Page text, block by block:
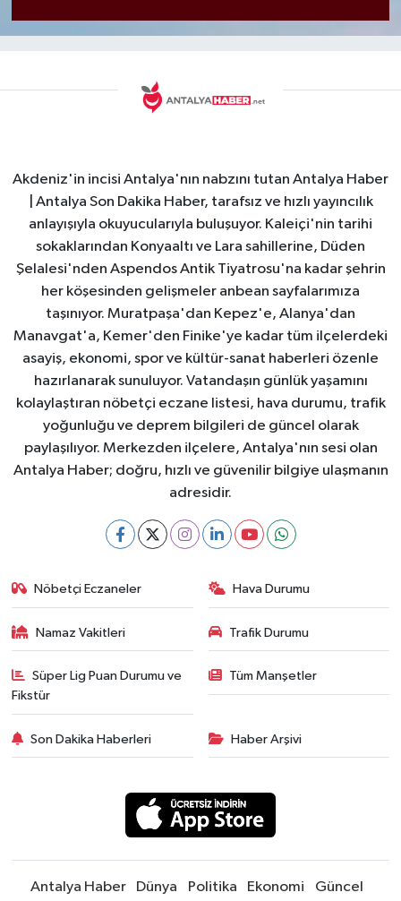
Akdeniz'in incisi Antalya'nın nabzını tutan Antalya Haber
| Antalya Son Dakika Haber, tarafsız ve hızlı yayıncılık
anlayışıyla okuyucularıyla buluşuyor. Kaleiçi'nin tarihi
sokaklarından Konyaaltı ve Lara sahillerine, Düden
Şelalesi'nden Aspendos Antik Tiyatrosu'na kadar şehrin
her köşesinden gelişmeler anbean sayfalarımıza
taşınıyor. Muratpaşa'dan Kepez'e, Alanya'dan
Manavgat'a, Kemer'den Finike'ye kadar tüm ilçelerdeki
asayiş, ekonomi, spor ve kültür-sanat haberleri özenle
hazırlanarak sunuluyor. Vatandaşın günlük yaşamını
kolaylaştıran nöbetçi eczane listesi, hava durumu, trafik
yoğunluğu ve deprem bilgileri de güncel olarak
paylaşılıyor. Merkezden ilçelere, Antalya'nın sesi olan
Antalya Haber; doğru, hızlı ve güvenilir bilgiye ulaşmanın
adresidir.
Nöbetçi Eczaneler Hava Durumu
Namaz Vakitleri Trafik Durumu
Süper Lig Puan Durumu ve
Fikstür
Tüm Manşetler
Son Dakika Haberleri Haber Arşivi
Antalya Haber Dünya Politika Ekonomi Güncel